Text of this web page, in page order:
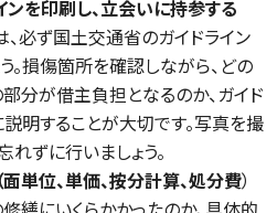
を印刷し、立会いに持参する
必ず国土交通省のガイドライン
。損傷箇所を確認しながら、どの
分が借主負担となるのか、ガイド
明することが大切です。写真を撮
れずに行いましょう。
単位、単価、按分計算、処分費）